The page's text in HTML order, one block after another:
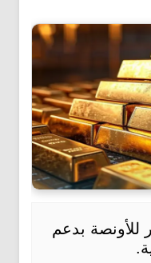
5400 دولار للأونصة بدعم